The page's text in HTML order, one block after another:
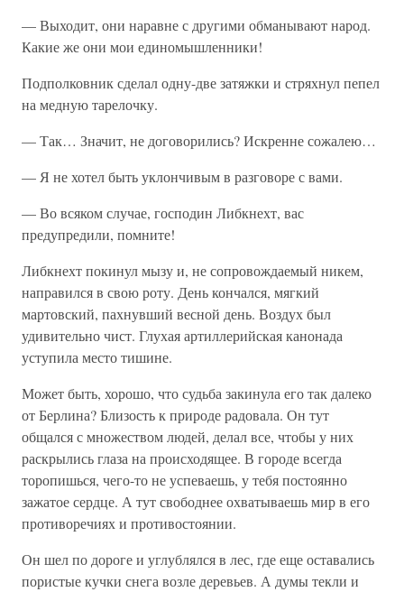
— Выходит, они наравне с другими обманывают народ.
Какие же они мои единомышленники!
Подполковник сделал одну-две затяжки и стряхнул пепел
на медную тарелочку.
— Так… Значит, не договорились? Искренне сожалею…
— Я не хотел быть уклончивым в разговоре с вами.
— Во всяком случае, господин Либкнехт, вас
предупредили, помните!
Либкнехт покинул мызу и, не сопровождаемый никем,
направился в свою роту. День кончался, мягкий
мартовский, пахнувший весной день. Воздух был
удивительно чист. Глухая артиллерийская канонада
уступила место тишине.
Может быть, хорошо, что судьба закинула его так далеко
от Берлина? Близость к природе радовала. Он тут
общался с множеством людей, делал все, чтобы у них
раскрылись глаза на происходящее. В городе всегда
торопишься, чего-то не успеваешь, у тебя постоянно
зажатое сердце. А тут свободнее охватываешь мир в его
противоречиях и противостоянии.
Он шел по дороге и углублялся в лес, где еще оставались
пористые кучки снега возле деревьев. А думы текли и